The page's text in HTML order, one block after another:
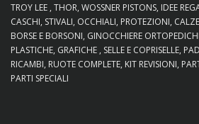
TROY LEE THOR WOSSNER PISTONS IDEE
CASCHI STIVALI OCCHIALI PROTEZIONI
BORSE E BORSONI GINOCCHIERE
PLASTICHE GRAFICHE SELLE E COPRISELLE
RICAMBI RUOTE COMPLETE KIT REVISIONI
PARTI SPECIALI